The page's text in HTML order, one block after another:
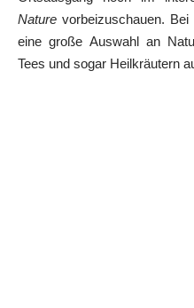
Nature vorbeizuschauen.
eine große Auswahl an
Tees und sogar Heilkräutern